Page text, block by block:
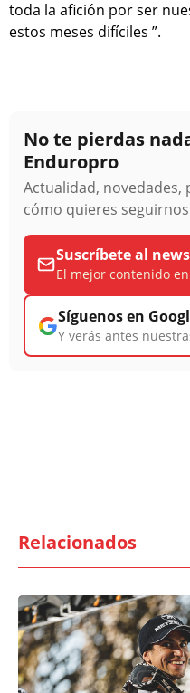
toda la afición por ser
estos meses difíciles ”.
No te pierdas
Enduropro
Actualidad, novedades,
cómo quieres
Suscríbete al
El mejor contenido
Síguenos en
Y verás antes
Relacionados